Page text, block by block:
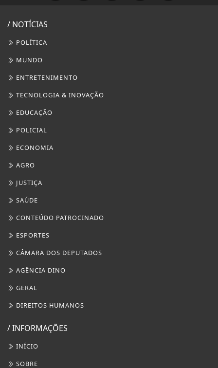
/ NOTÍCIAS
POLÍTICA
MUNDO
ENTRETENIMENTO
TECNOLOGIA & INOVAÇÃO
EDUCAÇÃO
POLICIAL
ECONOMIA
AGRO
JUSTIÇA
SAÚDE
CONTEÚDO PATROCINADO
ESPORTES
CÂMARA DOS DEPUTADOS
AGÊNCIA DINO
GERAL
DIREITOS HUMANOS
/ INFORMAÇÕES
INÍCIO
SOBRE